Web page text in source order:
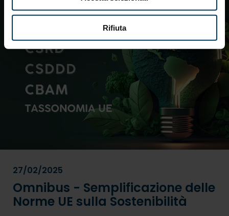
Rifiuta
27/02/2025
Omnibus - Semplificazione delle
Norme UE sulla Sostenibilità